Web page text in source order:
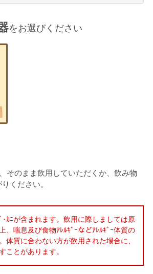
をお選びください
そのまま飲用していただくか、飲み物
ください。
･ｶﾆが含まれます。飲用に際しましては原
、喘息及び食物ｱﾚﾙｷﾞｰなどｱﾚﾙｷﾞｰ体質の
体質に合わない方が飲用された場合に、
ことがあります。